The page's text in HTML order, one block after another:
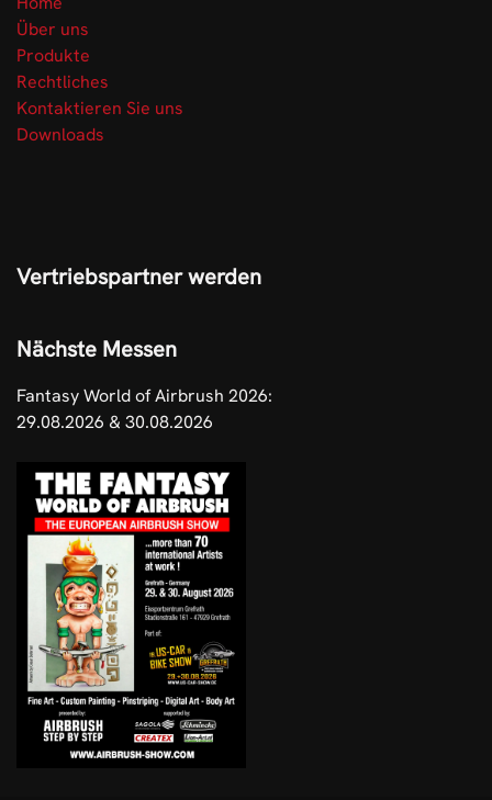
Über uns
Produkte
Rechtliches
Kontaktieren Sie uns
Downloads
Vertriebspartner werden
Nächste Messen
Fantasy World of Airbrush 2026:
29.08.2026 & 30.08.2026